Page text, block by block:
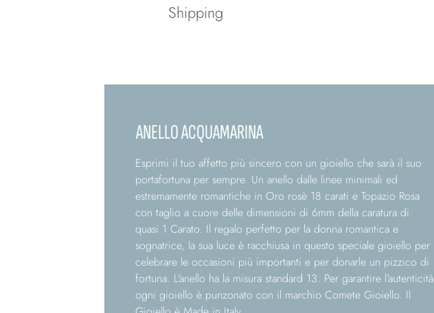
Shipping
ANELLO ACQUAMARINA
Esprimi il tuo affetto più sincero con un gioiello che sarà il suo
portafortuna per sempre. Un anello dalle linee minimali ed
estremamente romantiche in Oro rosè 18 carati e Topazio Rosa
con taglio a cuore delle dimensioni di 6mm della caratura di
quasi 1 Carato. Il regalo perfetto per la donna romantica e
sognatrice, la sua luce è racchiusa in questo speciale gioiello per
celebrare le occasioni più importanti e per donarle un pizzico di
fortuna. L'anello ha la misura standard 13. Per garantire l’autenticità
ogni gioiello è punzonato con il marchio Comete Gioiello. Il